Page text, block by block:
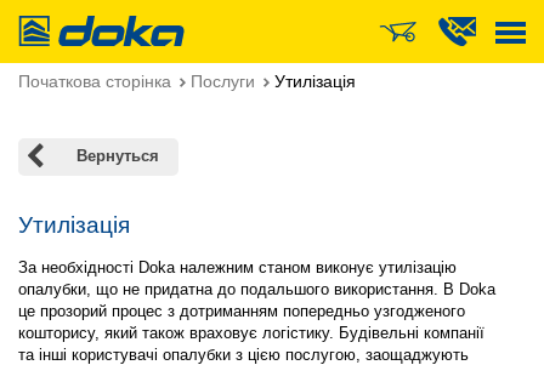
Doka
Початкова сторінка Послуги Утилізація
Вернуться
Утилізація
За необхідності Doka належним станом виконує утилізацію
опалубки, що не придатна до подальшого використання. В Doka
це прозорий процес з дотриманням попередньо узгодженого
кошторису, який також враховує логістику. Будівельні компанії
та інші користувачі опалубки з цією послугою, заощаджують